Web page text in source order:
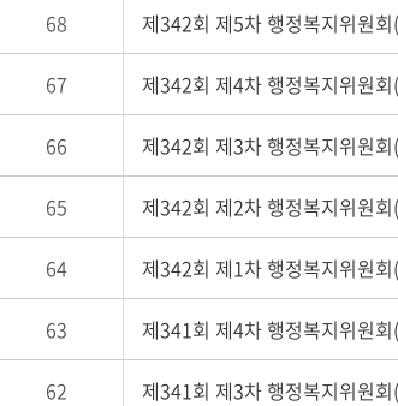
이규헌의원 권영
68 제342회 제5차 행정복지위원
67 제342회 제4차 행정복지위원
66 제342회 제3차 행정복지위원
65 제342회 제2차 행정복지위원
64 제342회 제1차 행정복지위원
63 제341회 제4차 행정복지위원
62 제341회 제3차 행정복지위원